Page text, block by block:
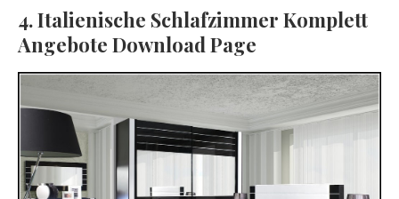
4. Italienische Schlafzimmer Komplett
Angebote Download Page